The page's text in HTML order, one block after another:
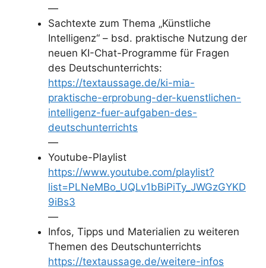
—
Sachtexte zum Thema „Künstliche
Intelligenz“ – bsd. praktische Nutzung der
neuen KI-Chat-Programme für Fragen
des Deutschunterrichts:
https://textaussage.de/ki-mia-
praktische-erprobung-der-kuenstlichen-
intelligenz-fuer-aufgaben-des-
deutschunterrichts
—
Youtube-Playlist
https://www.youtube.com/playlist?
list=PLNeMBo_UQLv1bBiPiTy_JWGzGYKD
9iBs3
—
Infos, Tipps und Materialien zu weiteren
Themen des Deutschunterrichts
https://textaussage.de/weitere-infos